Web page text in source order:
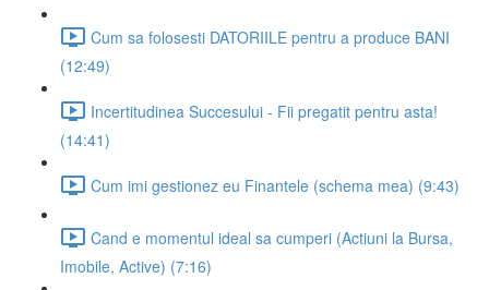
Cum sa folosesti DATORIILE pentru a produce BANI
(12:49)
Incertitudinea Succesului - Fii pregatit pentru asta!
(14:41)
Cum imi gestionez eu Finantele (schema mea) (9:43)
Cand e momentul ideal sa cumperi (Actiuni la Bursa,
Imobile, Active) (7:16)